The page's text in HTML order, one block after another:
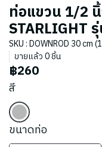
ท่อแขวน 1/2
STARLIGHT
SKU : DOWNROD 30 cm
ขายแล้ว 0 ชิ้น
฿260
สี
ขนาดท่อ